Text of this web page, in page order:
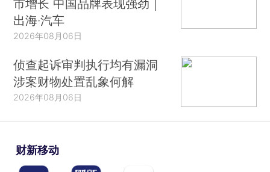
市增长 中国品牌表现强劲｜
出海·汽车
2026年08月06日
侦查起诉审判执行均有漏洞
涉案财物处置乱象何解
2026年08月06日
财新移动